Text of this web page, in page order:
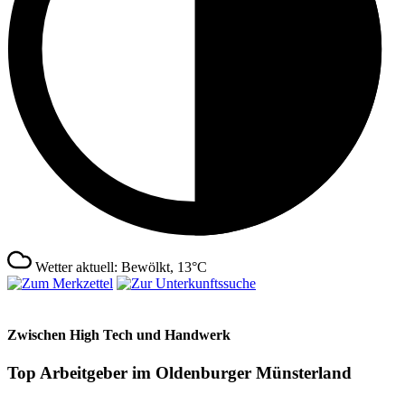
Wetter aktuell: Bewölkt, 13°C
Zwischen High Tech und Handwerk
Top Arbeitgeber im Oldenburger Münsterland